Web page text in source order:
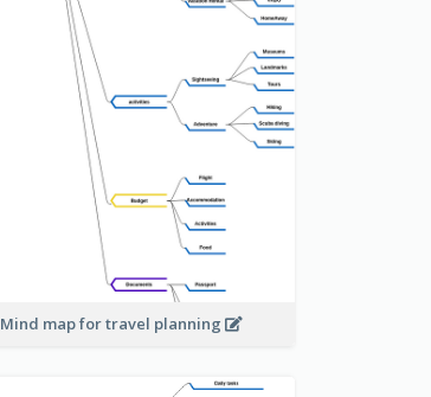
Mind map for travel planning